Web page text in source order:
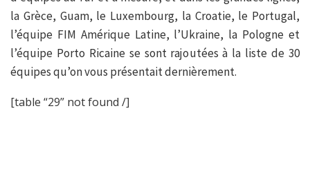
la Grèce, Guam, le Luxembourg, la Croatie, le Portugal,
l’équipe FIM Amérique Latine, l’Ukraine, la Pologne et
l’équipe Porto Ricaine se sont rajoutées à la liste de 30
équipes qu’on vous présentait dernièrement.
[table “29” not found /]